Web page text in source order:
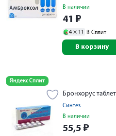
В наличии
41 ₽
4 × 11 В Сплит
В корзину
Яндекс Сплит
Бронхорус
Синтез
В наличии
55,5 ₽